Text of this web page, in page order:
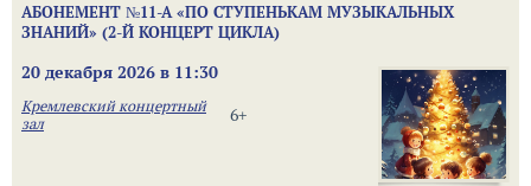
АБОНЕМЕНТ №11-А «ПО СТУПЕНЬКАМ МУЗЫКАЛЬНЫХ
ЗНАНИЙ» (2-Й КОНЦЕРТ ЦИКЛА)
20 декабря 2026 в 11:30
6+
Кремлевский концертный
зал